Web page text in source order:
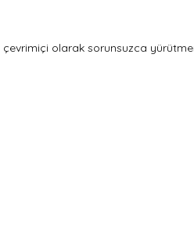
olarak sorunsuzca